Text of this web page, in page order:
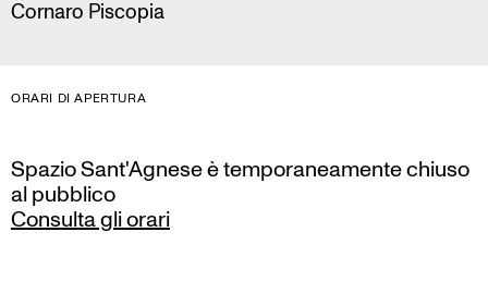
Cornaro Piscopia
ORARI DI APERTURA
Spazio Sant'Agnese è temporaneamente chiuso
al pubblico
Consulta gli orari